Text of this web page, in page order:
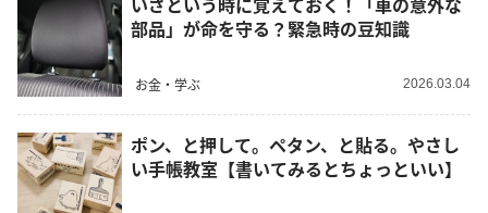
部品」が命を守る？緊急時の豆知識
お金・学ぶ 2026.03.04
ポン、と押して。ペタン、と貼る。やさし
い手帳教室【書いてみるとちょっといい】